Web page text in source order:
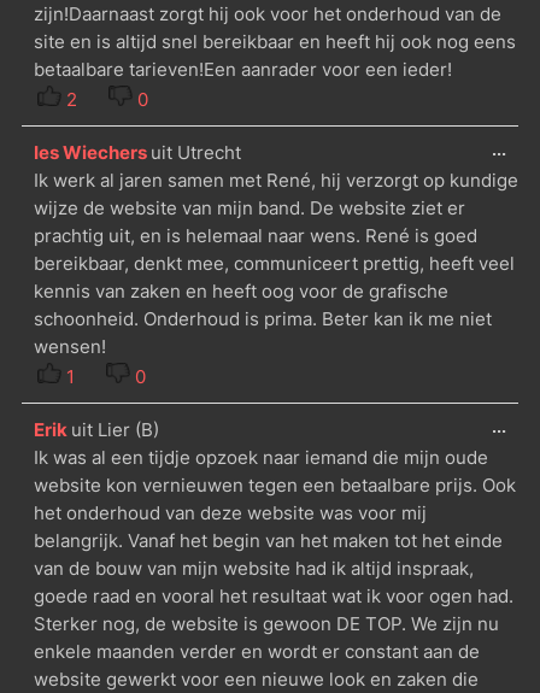
zijn!Daarnaast zorgt hij ook voor het onderhoud van de
site en is altijd snel bereikbaar en heeft hij ook nog eens
betaalbare tarieven!Een aanrader voor een ieder!
2
0
Ies Wiechers uit Utrecht
Ik werk al jaren samen met René, hij verzorgt op kundige
wijze de website van mijn band. De website ziet er
prachtig uit, en is helemaal naar wens. René is goed
bereikbaar, denkt mee, communiceert prettig, heeft veel
kennis van zaken en heeft oog voor de grafische
schoonheid. Onderhoud is prima. Beter kan ik me niet
wensen!
1
0
...
Erik uit Lier (B)
Ik was al een tijdje opzoek naar iemand die mijn oude
website kon vernieuwen tegen een betaalbare prijs. Ook
het onderhoud van deze website was voor mij
belangrijk. Vanaf het begin van het maken tot het einde
van de bouw van mijn website had ik altijd inspraak,
goede raad en vooral het resultaat wat ik voor ogen had.
Sterker nog, de website is gewoon DE TOP. We zijn nu
enkele maanden verder en wordt er constant aan de
website gewerkt voor een nieuwe look en zaken die
...